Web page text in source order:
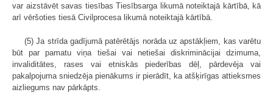
var aizstāvēt savas tiesības Tiesībsarga likumā noteiktajā kārtībā, kā
arī vēršoties tiesā Civilprocesa likumā noteiktajā kārtībā.
(5) Ja strīda gadījumā patērētājs norāda uz apstākļiem, kas varētu
būt par pamatu viņa tiešai vai netiešai diskriminācijai dzimuma,
invaliditātes, rases vai etniskās piederības dēļ, pārdevēja vai
pakalpojuma sniedzēja pienākums ir pierādīt, ka atšķirīgas attieksmes
aizliegums nav pārkāpts.